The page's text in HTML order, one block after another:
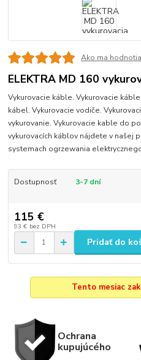
Ako ma
ELEKTRA MD 160
Vykurovacie káble. Vykurovacie
kábel. Vykurovacie vodiče.
vykurovanie. Vykurovacie kable do
vykurovacích káblov nájdete v našej
systemach ogrzewania
Dostupnosť 3-7 dní
115 €
93 € bez DPH
Pridať do
Tento mesiac
Ochrana
kupujúcého